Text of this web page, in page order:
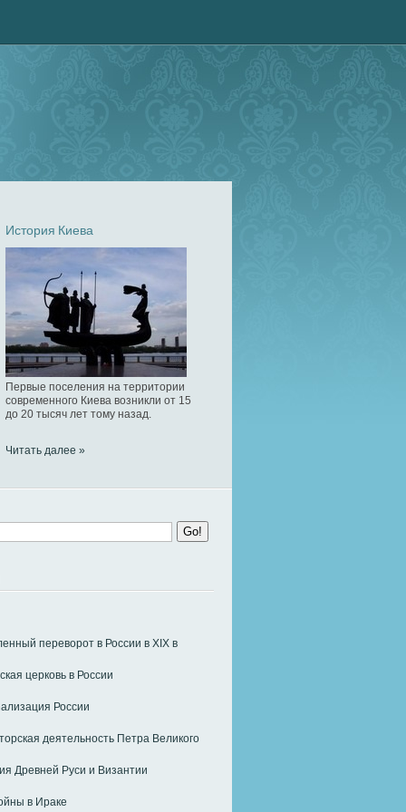
История Киева
Первые поселения на территории
современного Киева возникли от 15
до 20 тысяч лет тому назад.
Читать далее »
переворот в России в ХIХ в
церковь в России
России
деятельность Петра Великого
Древней Руси и Византии
в Ираке